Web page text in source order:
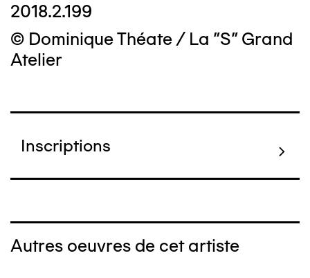
2018.2.199
© Dominique Théate / La "S" Grand
Atelier
Inscriptions
Autres oeuvres de cet artiste